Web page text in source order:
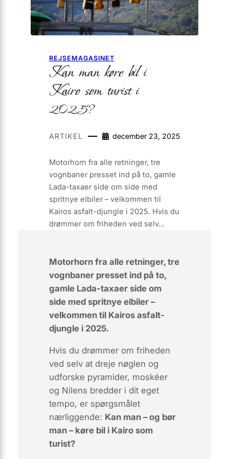
REJSEMAGASINET
Kan man køre bil i
Kairo som turist i
2025?
ARTIKEL december 23, 2025
Motorhorn fra alle retninger, tre
vognbaner presset ind på to, gamle
Lada-taxaer side om side med
spritnye elbiler – velkommen til
Kairos asfalt-djungle i 2025. Hvis du
drømmer om friheden ved selv…
Motorhorn fra alle retninger, tre
vognbaner presset ind på to,
gamle Lada-taxaer side om
side med spritnye elbiler –
velkommen til Kairos asfalt-
djungle i 2025.
Hvis du drømmerom friheden
ved selv at dreje nøglen og
udforske pyramider, moskéer
og Nilens bredder i dit eget
tempo, er spørgsmålet
nærliggende: Kan man – og bør
man – køre bil i Kairo som
turist?